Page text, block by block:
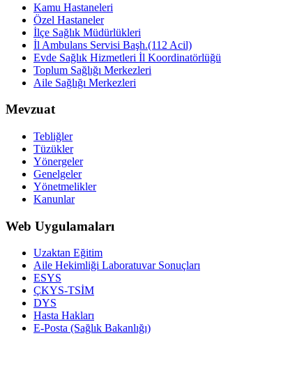
Kamu Hastaneleri
Özel Hastaneler
İlçe Sağlık Müdürlükleri
İl Ambulans Servisi Başh.(112 Acil)
Evde Sağlık Hizmetleri İl Koordinatörlüğü
Toplum Sağlığı Merkezleri
Aile Sağlığı Merkezleri
Mevzuat
Tebliğler
Tüzükler
Yönergeler
Genelgeler
Yönetmelikler
Kanunlar
Web Uygulamaları
Uzaktan Eğitim
Aile Hekimliği Laboratuvar Sonuçları
ESYS
ÇKYS-TSİM
DYS
Hasta Hakları
E-Posta (Sağlık Bakanlığı)